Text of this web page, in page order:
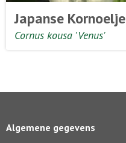
Japanse Kornoelje
Cornus kousa 'Venus'
Algemene gegevens